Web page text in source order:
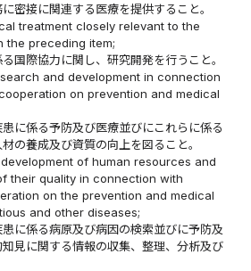
密接に関連する医療を提供すること。
treatment closely relevant to the
the preceding item;
国際協力に関し、研究開発を行うこと。
and development in connection
on prevention and medical
に係る予防及び医療並びにこれらに係る
の養成及び資質の向上を図ること。
of human resources and
their quality in connection with
on the prevention and medical
and other diseases;
に係る病原及び病因の検索並びに予防及
見に関する情報の収集、整理、分析及び